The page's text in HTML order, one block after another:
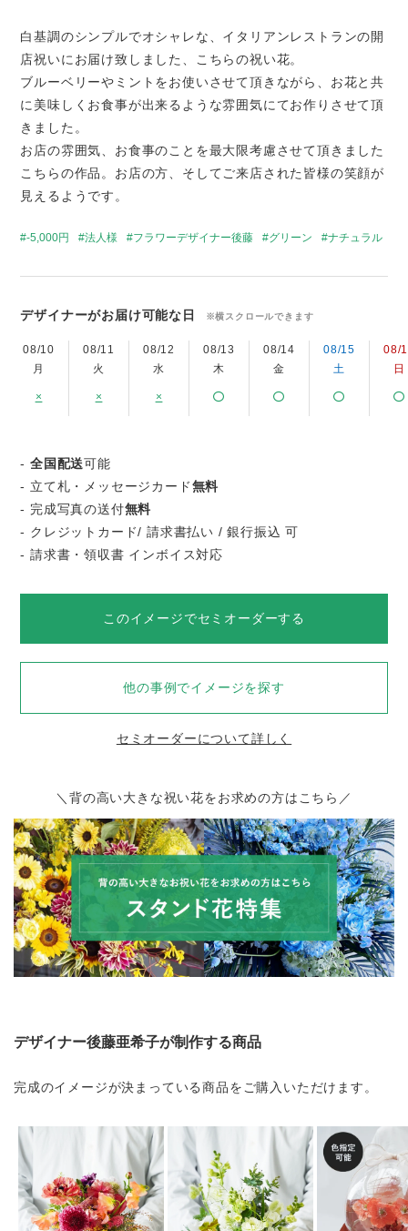
白基調のシンプルでオシャレな、イタリアンレストランの開
店祝いにお届け致しました、こちらの祝い花。
ブルーベリーやミントをお使いさせて頂きながら、お花と共
に美味しくお食事が出来るような雰囲気にてお作りさせて頂
きました。
お店の雰囲気、お食事のことを最大限考慮させて頂きました
こちらの作品。お店の方、そしてご来店された皆様の笑顔が
見えるようです。
-5,000円 法人様 フラワーデザイナー後藤 グリーン ナチュラル
デザイナーがお届け可能な日 ※横スクロールできます
08/10
月
×
08/11
火
×
08/12
水
×
08/13
木
08/14
金
08/15
土
08/
日
-全国配送可能
- 立て札・メッセージカード無料
- 完成写真の送付無料
- クレジットカード/ 請求書払い / 銀行振込 可
- 請求書・領収書 インボイス対応
このイメージでセミオーダーする
他の事例でイメージを探す
セミオーダーについて詳しく
＼背の高い大きな祝い花をお求めの方はこちら／
デザイナー後藤亜希子が制作する商品
完成のイメージが決まっている商品をご購入いただけます。